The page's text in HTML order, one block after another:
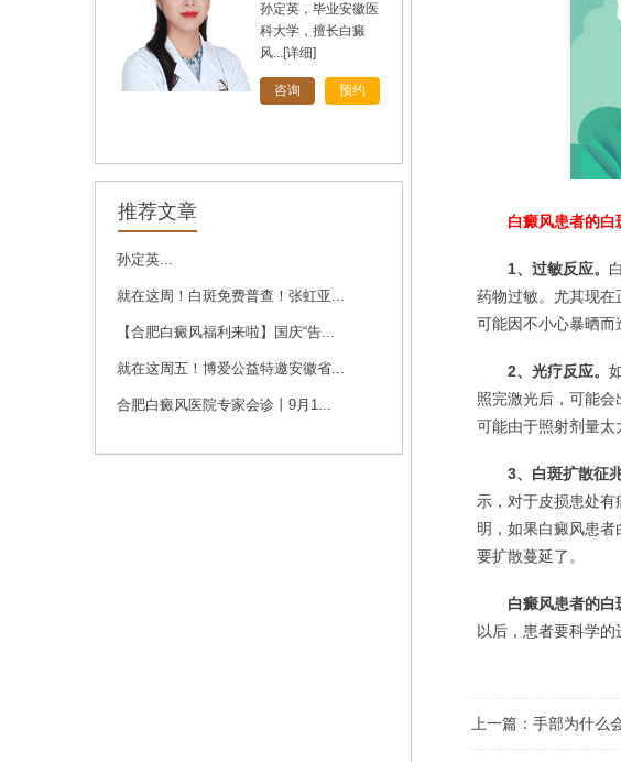
孙定英，毕业安徽医
科大学，擅长白癜
风...[详细]
咨询 预约
高汝辉
刘斌，中共党员，毕
业于华中科技大学
推荐文章
孙定英...
就在这周！白斑免费普查！张虹亚...
【合肥白癜风福利来啦】国庆“告...
就在这周五！博爱公益特邀安徽省...
合肥白癜风医院专家会诊丨9月1...
白癜风患者的白
1、过敏反应。
药物过敏。尤其现
可能因不小心暴晒而
2、光疗反应。
照完激光后，可能
可能由于照射剂量太
3、白斑扩散征兆
示，对于皮损患处
明，如果白癜风患
要扩散蔓延了。
白癜风患者的
以后，患者要科学的
上一篇： 手部为什么